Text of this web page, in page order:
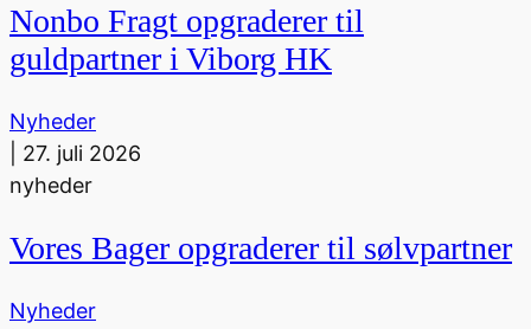
Nonbo Fragt opgraderer til
guldpartner i Viborg HK
Nyheder
27. juli 2026
nyheder
Vores Bager opgraderer til sølvpartner
Nyheder